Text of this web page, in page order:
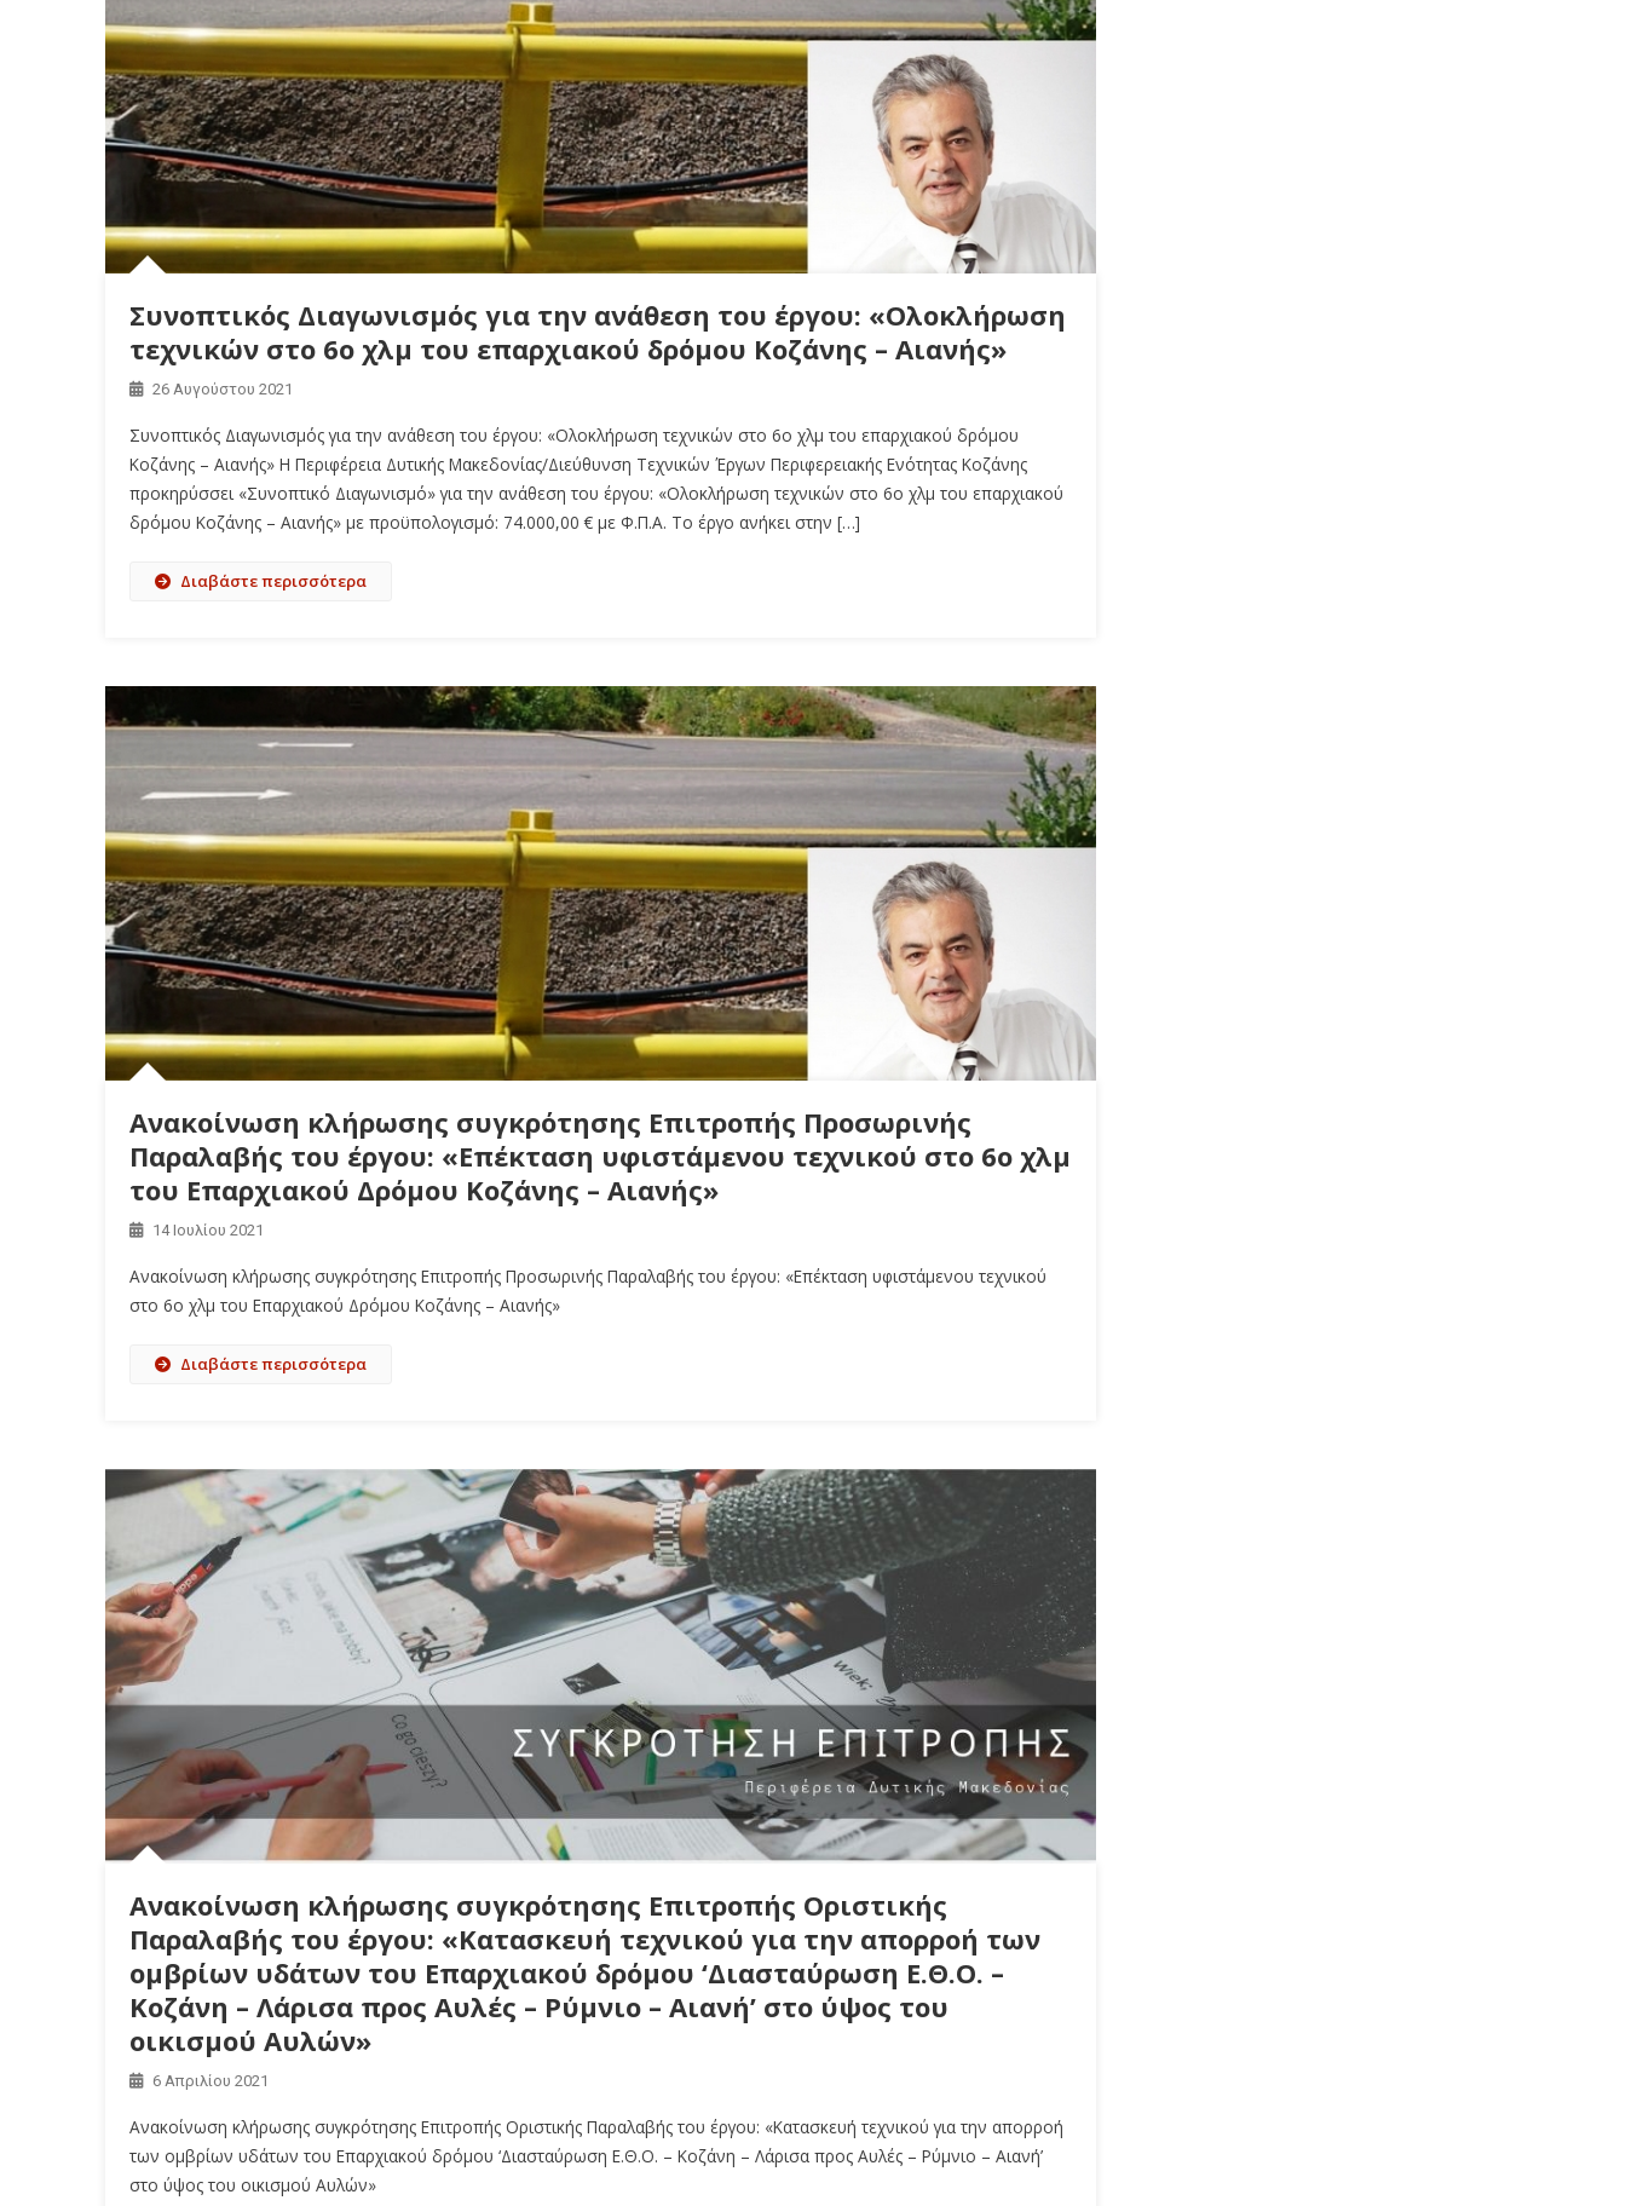
Συνοπτικός Διαγωνισμός για την ανάθεση του έργου: «Ολοκλήρωση
τεχνικών στο 6ο χλμ του επαρχιακού δρόμου Κοζάνης – Αιανής»
26 Αυγούστου 2021
Συνοπτικός Διαγωνισμός για την ανάθεση του έργου: «Ολοκλήρωση τεχνικών στο 6ο χλμ του επαρχιακού δρόμου
Κοζάνης – Αιανής» Η Περιφέρεια Δυτικής Μακεδονίας/Διεύθυνση Τεχνικών Έργων Περιφερειακής Ενότητας Κοζάνης
προκηρύσσει «Συνοπτικό Διαγωνισμό» για την ανάθεση του έργου: «Ολοκλήρωση τεχνικών στο 6ο χλμ του επαρχιακού
δρόμου Κοζάνης – Αιανής» με προϋπολογισμό: 74.000,00 € με Φ.Π.Α. Το έργο ανήκει στην […]
Διαβάστε περισσότερα
Ανακοίνωση κλήρωσης συγκρότησης Επιτροπής Προσωρινής
Παραλαβής του έργου: «Επέκταση υφιστάμενου τεχνικού στο 6ο χλμ
του Επαρχιακού Δρόμου Κοζάνης – Αιανής»
14 Ιουλίου 2021
Ανακοίνωση κλήρωσης συγκρότησης Επιτροπής Προσωρινής Παραλαβής του έργου: «Επέκταση υφιστάμενου τεχνικού
στο 6ο χλμ του Επαρχιακού Δρόμου Κοζάνης – Αιανής»
Διαβάστε περισσότερα
Ανακοίνωση κλήρωσης συγκρότησης Επιτροπής Οριστικής
Παραλαβής του έργου: «Κατασκευή τεχνικού για την απορροή των
ομβρίων υδάτων του Επαρχιακού δρόμου ‘Διασταύρωση Ε.Θ.Ο. –
Κοζάνη – Λάρισα προς Αυλές – Ρύμνιο – Αιανή’ στο ύψος του
οικισμού Αυλών»
6 Απριλίου 2021
Ανακοίνωση κλήρωσης συγκρότησης Επιτροπής Οριστικής Παραλαβής του έργου: «Κατασκευή τεχνικού για την απορροή
των ομβρίων υδάτων του Επαρχιακού δρόμου ‘Διασταύρωση Ε.Θ.Ο. – Κοζάνη – Λάρισα προς Αυλές – Ρύμνιο – Αιανή’
στο ύψος του οικισμού Αυλών»